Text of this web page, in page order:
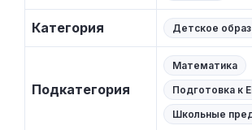
Категория Детское
Подкатегория
Математика
Подготовка к
Школьные